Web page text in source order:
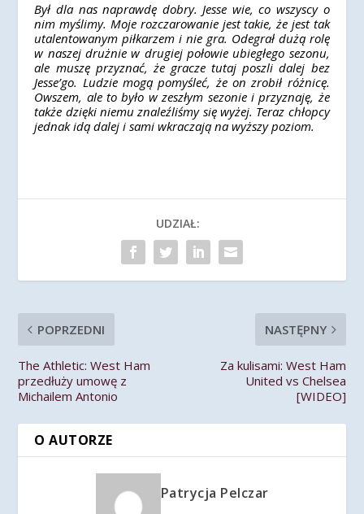
Był dla nas naprawdę dobry. Jesse wie, co wszyscy o
nim myślimy. Moje rozczarowanie jest takie, że jest tak
utalentowanym piłkarzem i nie gra. Odegrał dużą rolę
w naszej drużnie w drugiej połowie ubiegłego sezonu,
ale muszę przyznać, że gracze tutaj poszli dalej bez
Jesse’go. Ludzie mogą pomyśleć, że on zrobił różnicę.
Owszem, ale to było w zeszłym sezonie i przyznaję, że
także dzięki niemu znaleźliśmy się wyżej. Teraz chłopcy
jednak idą dalej i sami wkraczają na wyższy poziom.
UDZIAŁ:
POPRZEDNI
The Athletic: West Ham
przedłuży umowę z
Michailem Antonio
NASTĘPNY
Za kulisami: West Ham
United vs Chelsea
[WIDEO]
O AUTORZE
Patrycja Pelczar